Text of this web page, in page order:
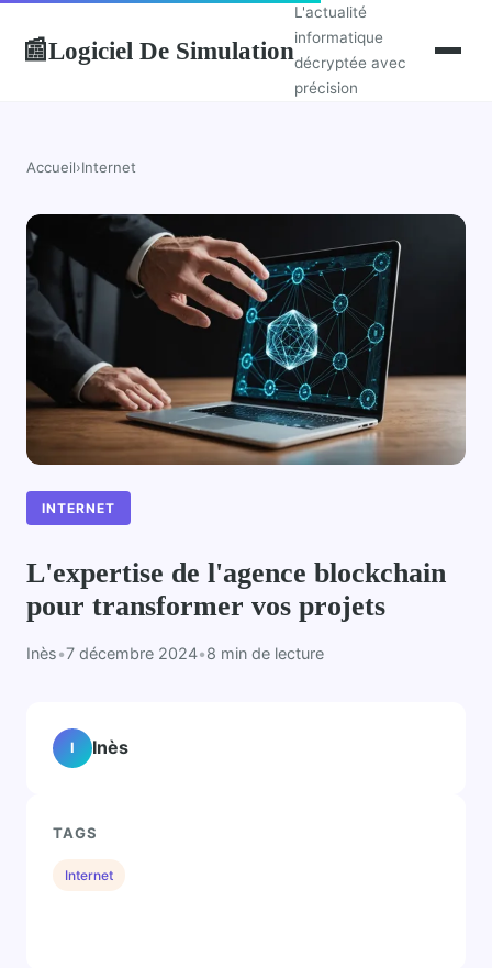
📰Logiciel De Simulation
L'actualité
informatique
décryptée avec
précision
Accueil›Internet
INTERNET
L'expertise de l'agence blockchain
pour transformer vos projets
Inès•7 décembre 2024•8 min de lecture
I Inès
TAGS
Internet